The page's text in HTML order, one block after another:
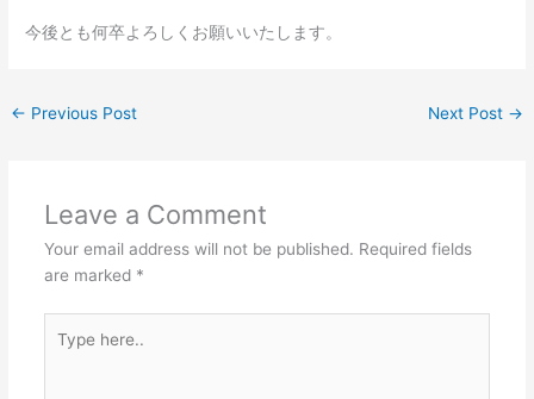
今後とも何卒よろしくお願いいたします。
← Previous Post Next Post →
Leave a Comment
Your email address will not be published. Required fields
are marked *
here..